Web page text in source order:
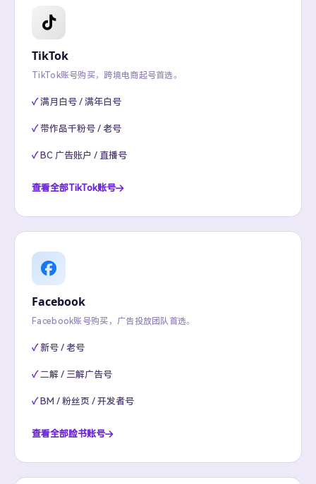
TikTok
TikTok账号购买，跨境电商起号首选。
满月白号 / 满年白号
带作品千粉号 / 老号
BC 广告账户 / 直播号
查看全部TikTok账号
Facebook
Facebook账号购买，广告投放团队首选。
新号 / 老号
二解 / 三解广告号
BM / 粉丝页 / 开发者号
查看全部脸书账号